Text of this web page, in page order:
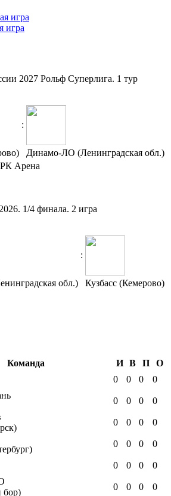
игра
игра
2027 Рольф Суперлига. 1 тур
:
Динамо-ЛО (Ленинградская обл.)
Арена
1/4 финала. 2 игра
:
обл.) Кузбасс (Кемерово)
Команда
И В П
О
0 0 0 0
0 0 0 0
0 0 0 0
0 0 0 0
0 0 0 0
бор)
0 0 0 0